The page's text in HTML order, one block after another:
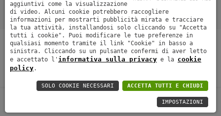
Shop Experience Blog Video About
Contatti
Collaborazioni
Ordini e spedizioni
Copyright by Matteo Lavezzini Partita IVA 02675450346
Informativa
aggiuntivi come la visualizzazione
di video. Alcuni cookie potrebbero raccogliere
informazioni per mostrarti pubblicità mirata e tracciare
la tua attività, installandosi solo cliccando su "Accetta
tutti i cookie". Puoi modificare le tue preferenze in
qualsiasi momento tramite il link "Cookie" in basso a
sinistra. Cliccando su un pulsante confermi di aver letto
e accettato l' informativa sulla privacy e la cookie
policy.
ACCETTA TUTTI E CHIUDI
SOLO COOKIE NECESSARI
IMPOSTAZIONI